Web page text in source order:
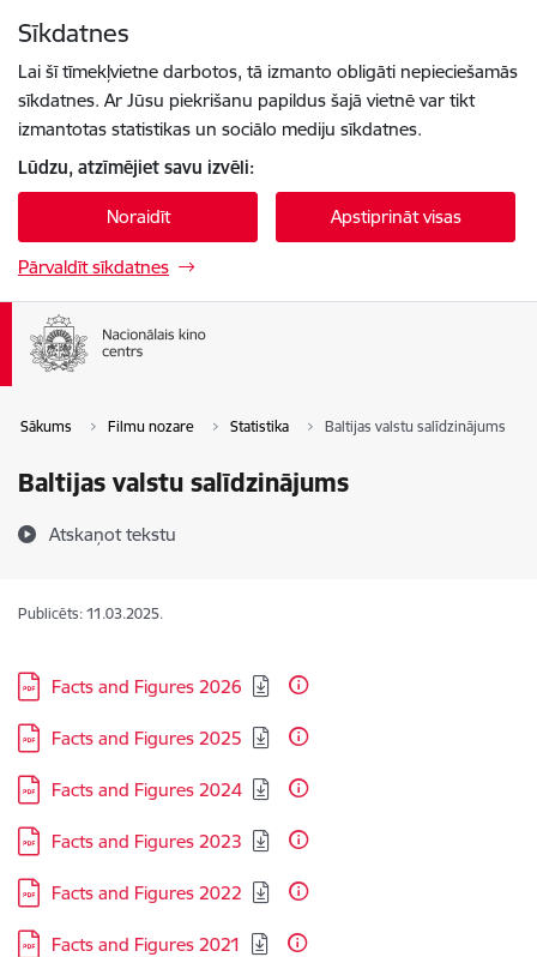
Sīkdatnes
Lai šī tīmekļvietne darbotos, tā izmanto obligāti nepieciešamās
sīkdatnes. Ar Jūsu piekrišanu papildus šajā vietnē var tikt
izmantotas statistikas un sociālo mediju sīkdatnes.
Lūdzu, atzīmējiet savu izvēli:
Noraidīt Apstiprināt visas
Pārvaldīt sīkdatnes
Sākums Filmu nozare Statistika Baltijas valstu salīdzinājums
Baltijas valstu salīdzinājums
Atskaņot tekstu
Publicēts: 11.03.2025.
Lejupielādēt:
Facts and Figures 2026
Lejupielādēt:
Facts and Figures 2025
Lejupielādēt:
Facts and Figures 2024
Lejupielādēt:
Facts and Figures 2023
Lejupielādēt:
Facts and Figures 2022
Lejupielādēt:
Facts and Figures 2021